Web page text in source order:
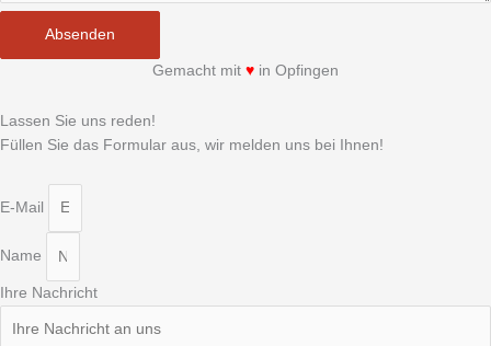
Absenden
Gemacht mit ♥ in Opfingen
Lassen Sie uns reden!
Füllen Sie das Formular aus, wir melden uns bei Ihnen!
E-Mail
Name
Ihre Nachricht